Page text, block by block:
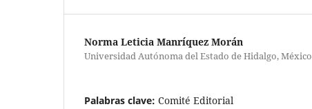
Norma Leticia Manríquez Morán
Universidad Autónoma del Estado de Hidalgo, México
Palabras clave: Comité Editorial